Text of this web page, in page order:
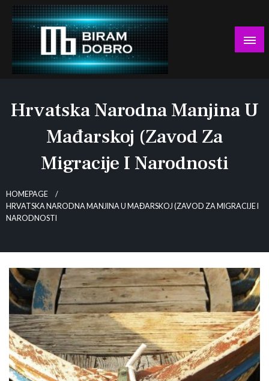
Skip
content
Hrvatska Narodna Manjina U
Mađarskoj (Zavod Za
Migracije I Narodnosti
HOMEPAGE
HRVATSKA NARODNA MANJINA U MAĐARSKOJ (ZAVOD ZA MIGRACIJE I
NARODNOSTI